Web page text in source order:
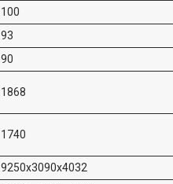
100
93
90
1868
1740
9250х3090х4032